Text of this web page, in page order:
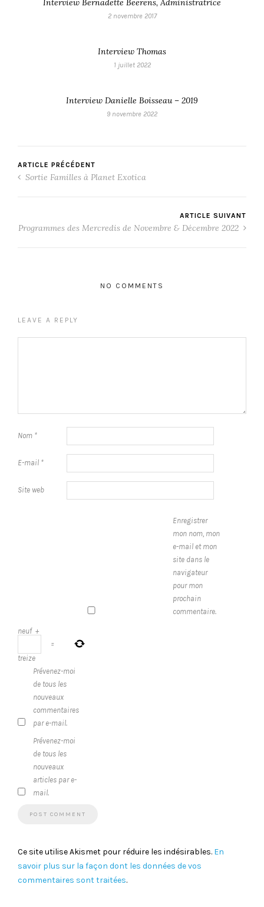
Interview Bernadette Beerens, Administratrice
2 novembre 2017
Interview Thomas
1 juillet 2022
Interview Danielle Boisseau – 2019
9 novembre 2022
ARTICLE PRÉCÉDENT
Sortie Familles à Planet Exotica
ARTICLE SUIVANT
Programmes des Mercredis de Novembre & Décembre 2022
NO COMMENTS
LEAVE A REPLY
Nom *
E-mail *
Site web
Enregistrer
mon nom, mon
e-mail et mon
site dans le
navigateur
pour mon
prochain
commentaire.
neuf +
=
treize
Prévenez-moi
de tous les
nouveaux
commentaires
par e-mail.
Prévenez-moi
de tous les
nouveaux
articles par e-
mail.
Ce site utilise Akismet pour réduire les indésirables. En
savoir plus sur la façon dont les données de vos
commentaires sont traitées.